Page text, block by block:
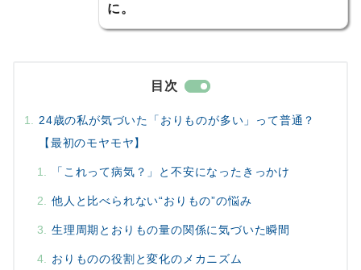
に。
目次
24歳の私が気づいた「おりものが多い」って普通？
【最初のモヤモヤ】
「これって病気？」と不安になったきっかけ
他人と比べられない“おりもの”の悩み
生理周期とおりもの量の関係に気づいた瞬間
おりものの役割と変化のメカニズム